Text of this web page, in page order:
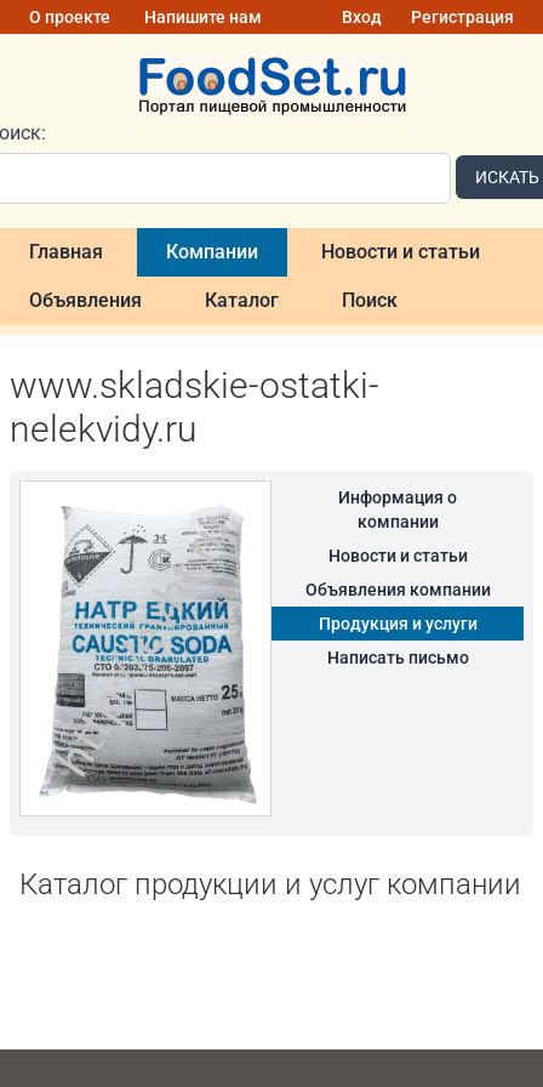
О проекте Напишите нам Вход Регистрация
ИСКАТЬ
Главная Компании Новости и статьи
Объявления Каталог Поиск
www.skladskie-ostatki-
nelekvidy.ru
Информация о
компании
Новости и статьи
Объявления компании
Продукция и услуги
Написать письмо
Каталог продукции и услуг компании